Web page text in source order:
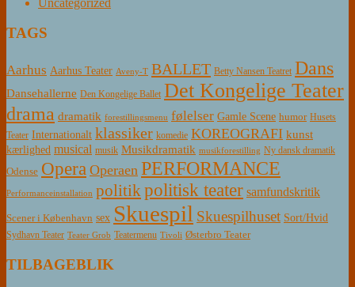
TAGS
Aarhus Aarhus Teater Aveny-T BALLET Betty Nansen Teatret Dans
Dansehallerne Den Kongelige Ballet Det Kongelige Teater
drama dramatik forestillingsmenu følelser Gamle Scene humor Husets
Teater Internationalt klassiker komedie KOREOGRAFI kunst
kærlighed musical musik Musikdramatik musikforestilling Ny dansk dramatik
Odense Opera Operaen PERFORMANCE
Performanceinstallation politikpolitisk teater samfundskritik
Scener i København sex Skuespil Skuespilhuset Sort/Hvid
Sydhavn Teater Teater Grob Teatermenu Tivoli Østerbro Teater
TILBAGEBLIK